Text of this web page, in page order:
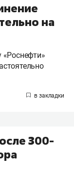
на
«Роснефти»
300-